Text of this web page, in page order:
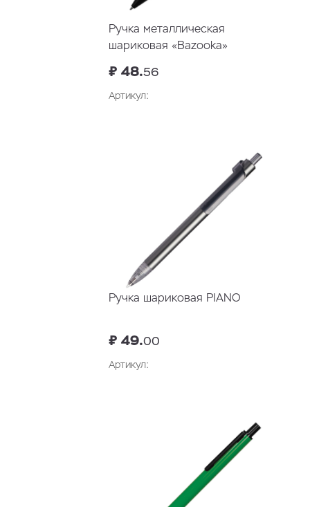
Ручка металлическая
шариковая «Bazooka»
₽ 48.56
Артикул:
Ручка шариковая PIANO
₽ 49.00
Артикул: